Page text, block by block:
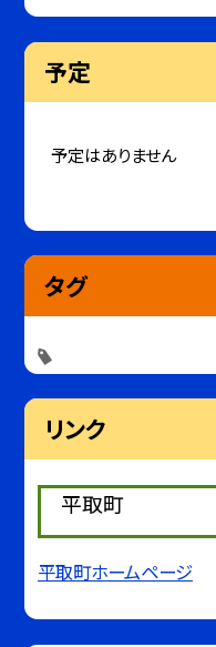
予定
予定はありません
タグ
リンク
平取町
平取町ホームページ